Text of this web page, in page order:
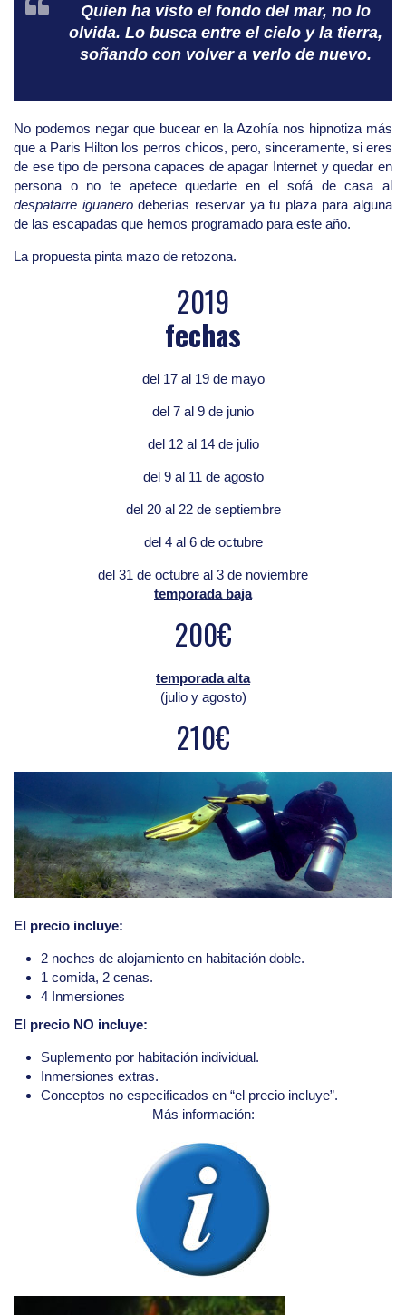
Quien ha visto el fondo del mar, no lo
olvida. Lo busca entre el cielo y la tierra,
soñando con volver a verlo de nuevo.
No podemos negar que bucear en la Azohía nos hipnotiza más
que a Paris Hilton los perros chicos, pero, sinceramente, si eres
de ese tipo de persona capaces de apagar Internet y quedar en
persona o no te apetece quedarte en el sofá de casa al
despatarre iguanerodeberías reservar ya tu plaza para alguna
de las escapadas que hemos programado para este año.
La propuesta pinta mazo de retozona.
2019
fechas
del 17 al 19 de mayo
del 7 al 9 de junio
del 12 al 14 de julio
del 9 al 11 de agosto
del 20 al 22 de septiembre
del 4 al 6 de octubre
del 31 de octubre al 3 de noviembre
temporada baja
200€
temporada alta
(julio y agosto)
210€
El precio incluye:
2 noches de alojamiento en habitación doble.
1 comida, 2 cenas.
4 Inmersiones
El precio NO incluye:
Suplemento por habitación individual.
Inmersiones extras.
Conceptos no especificados en “el precio incluye”.
Más información: